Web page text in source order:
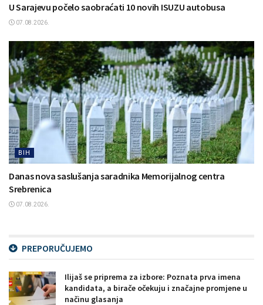
U Sarajevu počelo saobraćati 10 novih ISUZU autobusa
07.08.2026.
BIH
Danas nova saslušanja saradnika Memorijalnog centra
Srebrenica
07.08.2026.
PREPORUČUJEMO
Ilijaš se priprema za izbore: Poznata prva imena
kandidata, a birače očekuju i značajne promjene u
načinu glasanja